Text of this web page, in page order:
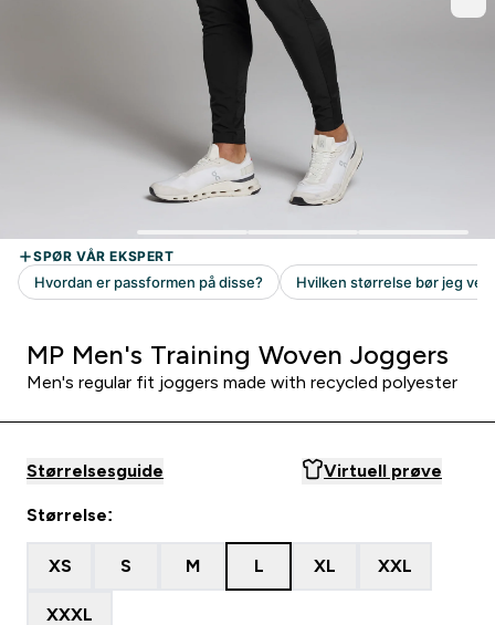
MP Men's Training Woven Joggers
Men's regular fit joggers made with recycled polyester
Størrelsesguide Virtuell prøve
Størrelse:
XS S M L XL XXL
XXXL